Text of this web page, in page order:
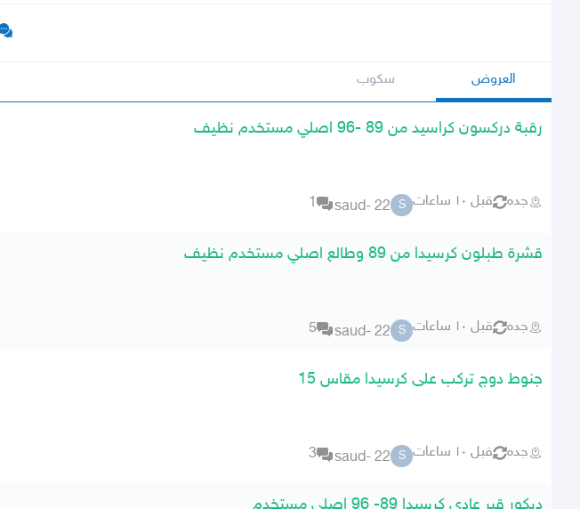
العروض سكوب
رقبة دركسون كراسيد من 89 -96 اصلي مستخدم نظيف
جده قبل ١٠ ساعات S
saud- 22
1
قشرة طبلون كرسيدا من 89 وطالع اصلي مستخدم نظيف
جده قبل ١٠ ساعات S
saud- 22
5
جنوط دوج تركب على كرسيدا مقاس 15
جده قبل ١٠ ساعات S
saud- 22
3